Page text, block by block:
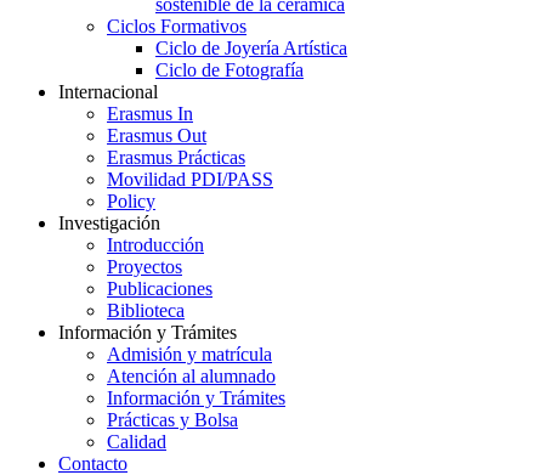
sostenible de la cerámica
Ciclos Formativos
Ciclo de Joyería Artística
Ciclo de Fotografía
Internacional
Erasmus In
Erasmus Out
Erasmus Prácticas
Movilidad PDI/PASS
Policy
Investigación
Introducción
Proyectos
Publicaciones
Biblioteca
Información y Trámites
Admisión y matrícula
Atención al alumnado
Información y Trámites
Prácticas y Bolsa
Calidad
Contacto